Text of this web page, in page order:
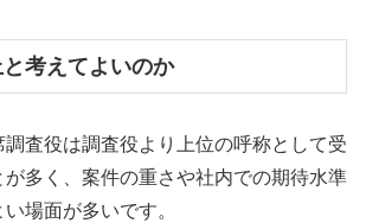
考えてよいのか
査役は調査役より上位の呼称として受
が多く、案件の重さや社内での期待水準
場面が多いです。